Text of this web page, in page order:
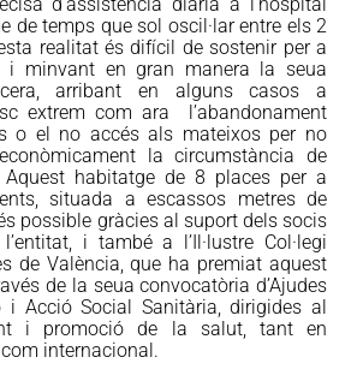
de temps que sol oscil·lar entre els 2
realitat és difícil de sostenir per a
i minvant en gran manera la seua
arribant en alguns casos a
extrem com ara l’abandonament
o el no accés als mateixos per no
la circumstància de
Aquest habitatge de 8 places per a
situada a escassos metres de
possible gràcies al suport dels socis
i també a l’Il·lustre Col·legi
de València, que ha premiat aquest
de la seua convocatòria d’Ajudes
i Acció Social Sanitària, dirigides al
i promoció de la salut, tant en
internacional.